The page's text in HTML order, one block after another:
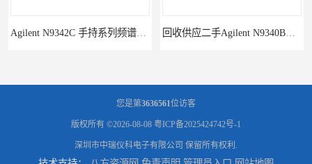
Agilent N9342C 手持系列频谱分析仪 回收供应二手Agilent N9340B手持式系列频谱分析仪
您是第3636561位访客
版权所有 ©2026-08-08 粤ICP备2025424742号-1
深圳市中瑞仪科电子有限公司 保留所有权利.